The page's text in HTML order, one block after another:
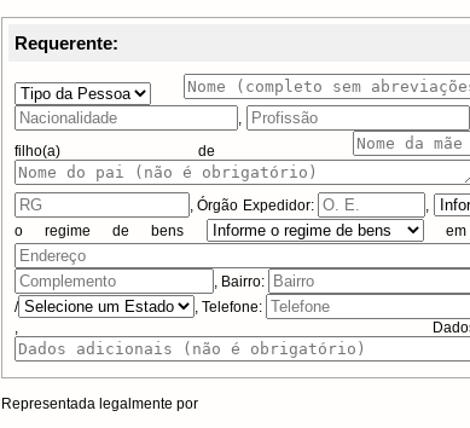
Requerente:
,
filho(a) de
,Órgão Expedidor: ,
o regime de bens
, Bairro:
/
, Telefone:
, Dados
Representada legalmente por